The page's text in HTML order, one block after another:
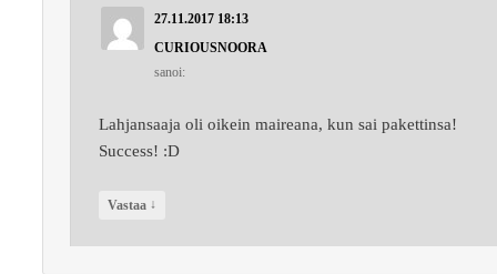
27.11.2017 18:13
CURIOUSNOORA
sanoi:
Lahjansaaja oli oikein maireana, kun sai pakettinsa!
Success! :D
Vastaa ↓